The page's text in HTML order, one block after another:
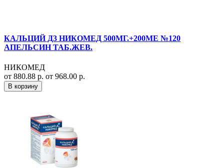
КАЛЬЦИЙ Д3 НИКОМЕД 500МГ.+200МЕ №120
АПЕЛЬСИН ТАБ.ЖЕВ.
НИКОМЕД
от 880.88 р. от 968.00 р.
В корзину